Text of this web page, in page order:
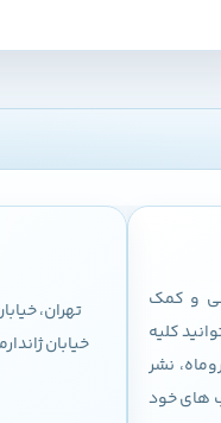
و کمک
کلیه
نشر
های خود
تهران،